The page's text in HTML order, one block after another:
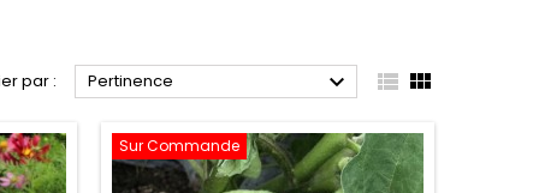
par : Pertinence   
Sur Commande